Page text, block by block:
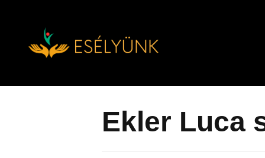
Ekler Luca